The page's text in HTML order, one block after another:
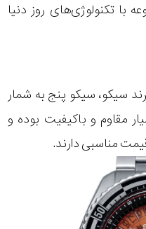
تکنولوژی‌های روز دنیا
سیکو، سیکو پنج به شمار
مقاوم و باکیفیت بوده و
مناسبی دارند.